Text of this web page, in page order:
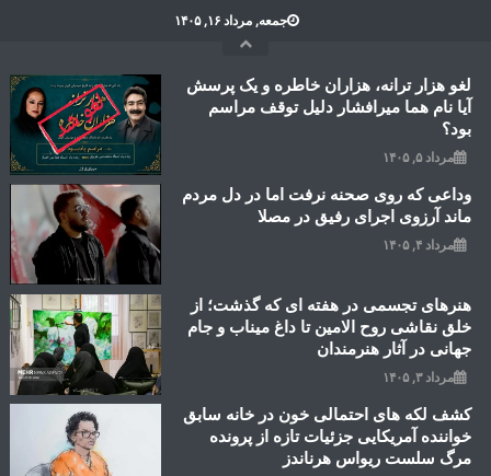
جمعه, مرداد ۱۶, ۱۴۰۵
لغو هزار ترانه، هزاران خاطره و یک پرسش
آیا نام هما میرافشار دلیل توقف مراسم
بود؟
مرداد ۵, ۱۴۰۵
وداعی که روی صحنه نرفت اما در دل مردم
ماند آرزوی اجرای رفیق در مصلا
مرداد ۴, ۱۴۰۵
هنرهای تجسمی در هفته ای که گذشت؛ از
خلق نقاشی روح الامین تا داغ میناب و جام
جهانی در آثار هنرمندان
مرداد ۳, ۱۴۰۵
کشف لکه های احتمالی خون در خانه سابق
خواننده آمریکایی جزئیات تازه از پرونده
مرگ سلست ریواس هرناندز